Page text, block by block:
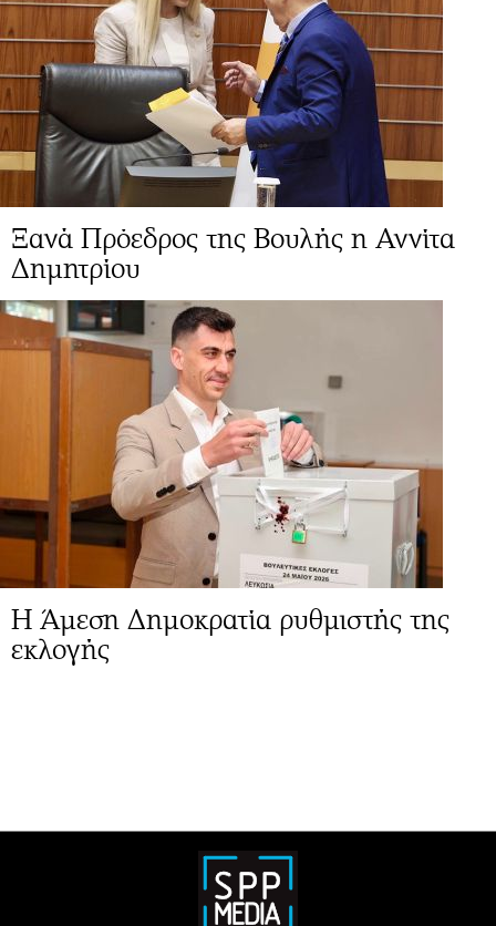
Ξανά Πρόεδρος της Βουλής η Αννίτα
Δημητρίου
Η Άμεση Δημοκρατία ρυθμιστής της
εκλογής